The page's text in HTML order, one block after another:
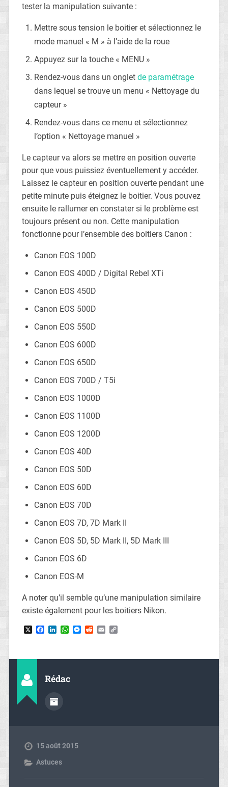
tester la manipulation suivante :
Mettre sous tension le boitier et sélectionnez le
mode manuel « M » à l’aide de la roue
Appuyez sur la touche « MENU »
Rendez-vous dans un onglet de paramétrage
dans lequel se trouve un menu « Nettoyage du
capteur »
Rendez-vous dans ce menu et sélectionnez
l’option « Nettoyage manuel »
Le capteur va alors se mettre en position ouverte
pour que vous puissiez éventuellement y accéder.
Laissez le capteur en position ouverte pendant une
petite minute puis éteignez le boitier. Vous pouvez
ensuite le rallumer en constater si le problème est
toujours présent ou non. Cette manipulation
fonctionne pour l’ensemble des boitiers Canon :
Canon EOS 100D
Canon EOS 400D / Digital Rebel XTi
Canon EOS 450D
Canon EOS 500D
Canon EOS 550D
Canon EOS 600D
Canon EOS 650D
Canon EOS 700D / T5i
Canon EOS 1000D
Canon EOS 1100D
Canon EOS 1200D
Canon EOS 40D
Canon EOS 50D
Canon EOS 60D
Canon EOS 70D
Canon EOS 7D, 7D Mark II
Canon EOS 5D, 5D Mark II, 5D Mark III
Canon EOS 6D
Canon EOS-M
A noter qu’il semble qu’une manipulation similaire
existe également pour les boitiers Nikon.
X
Facebook
LinkedIn
WhatsApp
Messenger
Reddit
EmailCopy
Rédac
15 août 2015
Astuces